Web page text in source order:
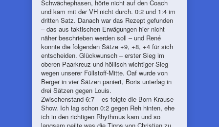
Schwächephasen, hörte nicht auf den Coach
und kam mit der VH nicht durch. 0:2 und 1:4 im
dritten Satz. Danach war das Rezept gefunden
– das aus taktischen Erwägungen hier nicht
näher beschrieben werden soll – und René
konnte die folgenden Sätze +9, +8, +4 für sich
entscheiden. Glückwunsch – erster Sieg im
oberen Paarkreuz und höllisch wichtiger Sieg
wegen unserer Füllstoff-Mitte. Oaf wurde von
Berger in vier Sätzen paniert, Boris unterlag in
drei Sätzen gegen Louis.
Zwischenstand 6:7 – es folgte die Born-Krause-
Show. Ich lag schon 0:2 gegen Reh hinten, ehe
ich in den richtigen Rhythmus kam und so